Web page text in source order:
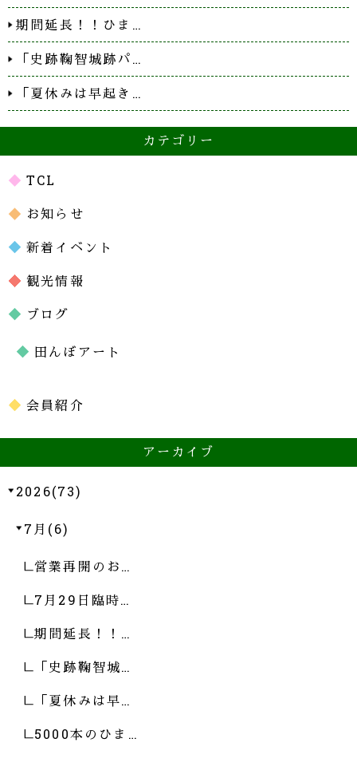
期間延長！！ひま…
「史跡鞠智城跡パ…
「夏休みは早起き…
カテゴリー
TCL
お知らせ
新着イベント
観光情報
ブログ
田んぼアート
会員紹介
アーカイブ
2026(73)
7月(6)
営業再開のお…
7月29日臨時…
期間延長！！…
「史跡鞠智城…
「夏休みは早…
5000本のひま…